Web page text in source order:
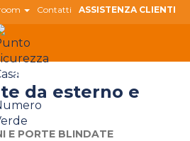
Contatti ASSISTENZA CLIENTI
800 180 808
da esterno e
E PORTE BLINDATE